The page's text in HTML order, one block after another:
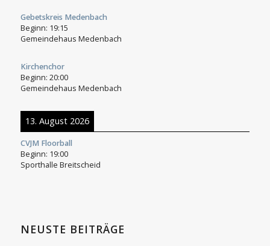
Gebetskreis Medenbach
Beginn: 19:15
Gemeindehaus Medenbach
Kirchenchor
Beginn: 20:00
Gemeindehaus Medenbach
13. August 2026
CVJM Floorball
Beginn: 19:00
Sporthalle Breitscheid
NEUSTE BEITRÄGE